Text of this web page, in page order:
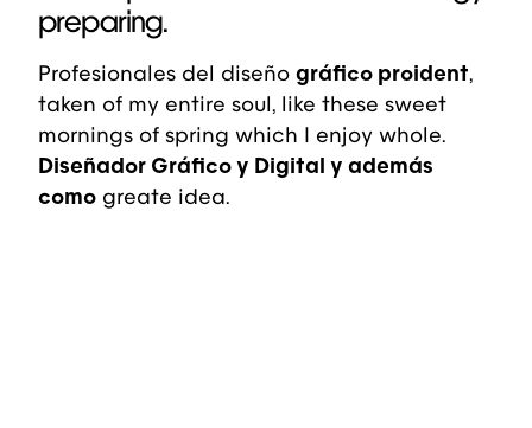
preparing.
Profesionales del diseño gráfico proident,
taken of my entire soul, like these sweet
mornings of spring which I enjoy whole.
Diseñador Gráfico y Digital y además
como greate idea.